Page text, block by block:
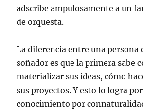
adscribe ampulosamente a un
de orquesta.
La diferencia entre una persona
soñador es que la primera sabe
materializar sus ideas, cómo
sus proyectos. Y esto lo logra
conocimiento por